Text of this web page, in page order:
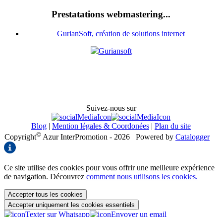
Prestatations webmastering...
GurianSoft, création de solutions internet
Suivez-nous sur
Blog | Mention légales & Coordonées | Plan du site
Copyright© Azur InterPromotion - 2026 Powered by Catalogger
Ce site utilise des cookies pour vous offrir une meilleure expérience
de navigation. Découvrez comment nous utilisons les cookies.
Accepter tous les cookies
Accepter uniquement les cookies essentiels